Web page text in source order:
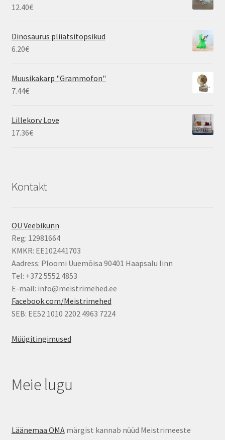
12.40€
Dinosaurus pliiatsitopsikud
6.20€
Muusikakarp "Grammofon"
7.44€
Lillekorv Love
17.36€
Kontakt
OÜ Veebikunn
Reg: 12981664
KMKR: EE102441703
Aadress: Ploomi Uuemõisa 90401 Haapsalu linn
Tel: +372 5552 4853
E-mail: info@meistrimehed.ee
Facebook.com/Meistrimehed
SEB: EE52 1010 2202 4963 7224
Müügitingimused
Meie lugu
Läänemaa OMAmärgist kannab nüüd Meistrimeeste